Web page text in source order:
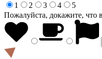
1
2 3 4
5
Пожалуйста, докажите, что